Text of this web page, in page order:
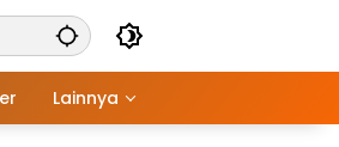
Lainnya